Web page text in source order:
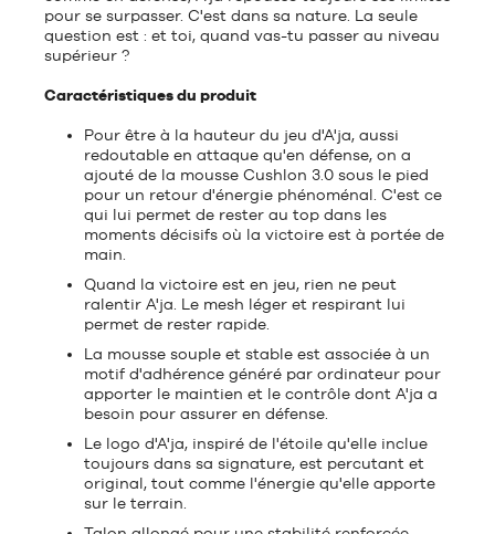
pour se surpasser. C'est dans sa nature. La seule
question est : et toi, quand vas-tu passer au niveau
supérieur ?
Caractéristiques du produit
Pour être à la hauteur du jeu d'A'ja, aussi
redoutable en attaque qu'en défense, on a
ajouté de la mousse Cushlon 3.0 sous le pied
pour un retour d'énergie phénoménal. C'est ce
qui lui permet de rester au top dans les
moments décisifs où la victoire est à portée de
main.
Quand la victoire est en jeu, rien ne peut
ralentir A'ja. Le mesh léger et respirant lui
permet de rester rapide.
La mousse souple et stable est associée à un
motif d'adhérence généré par ordinateur pour
apporter le maintien et le contrôle dont A'ja a
besoin pour assurer en défense.
Le logo d'A'ja, inspiré de l'étoile qu'elle inclue
toujours dans sa signature, est percutant et
original, tout comme l'énergie qu'elle apporte
sur le terrain.